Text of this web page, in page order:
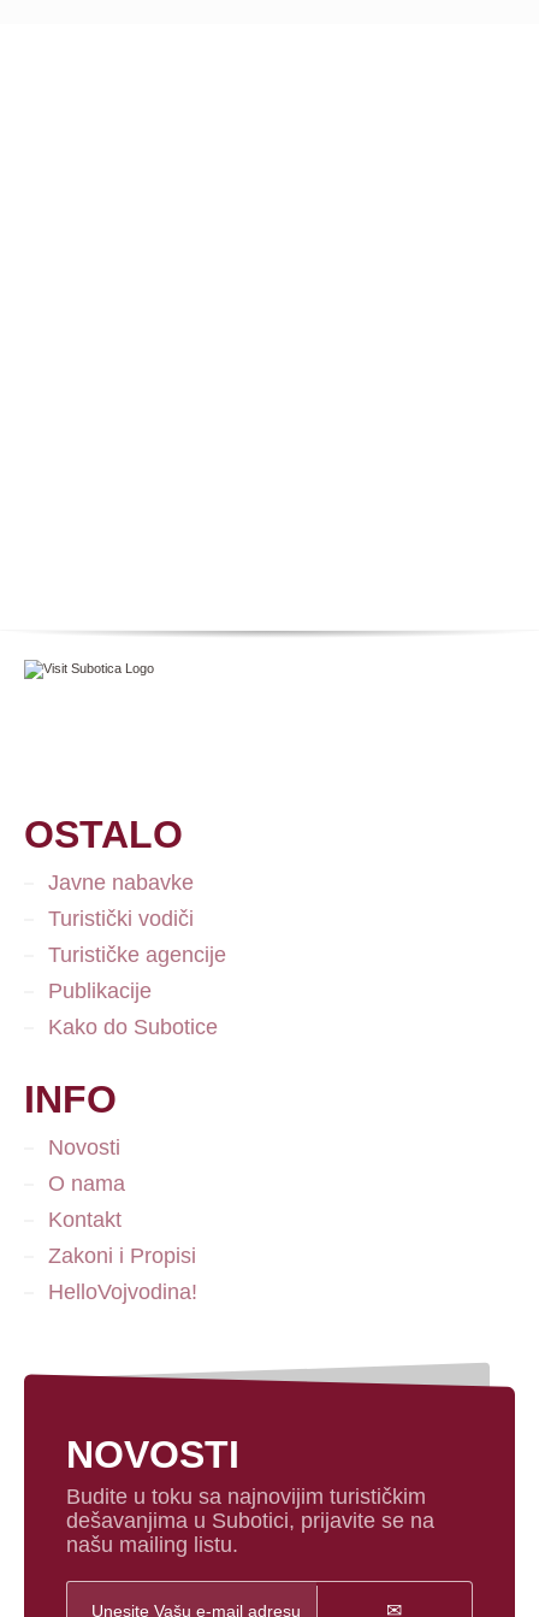
OSTALO
Javne nabavke
Turistički vodiči
Turističke agencije
Publikacije
Kako do Subotice
INFO
Novosti
O nama
Kontakt
Zakoni i Propisi
HelloVojvodina!
NOVOSTI
Budite u toku sa najnovijim turističkim
dešavanjima u Subotici, prijavite se na
našu mailing listu.